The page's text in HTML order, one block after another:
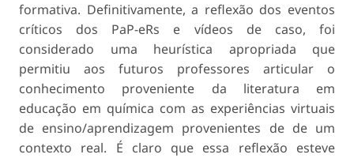
formativa. Definitivamente, a reflexão dos eventos
críticos dos PaP-eRs e vídeos de caso, foi
considerado uma heurística apropriada que
permitiu aos futuros professores articular o
conhecimento proveniente da literatura em
educação em química com as experiências virtuais
de ensino/aprendizagem provenientes de de um
contexto real. É claro que essa reflexão esteve